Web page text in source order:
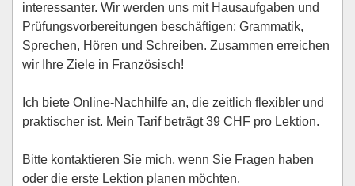
interessanter. Wir werden uns mit Hausaufgaben und
Prüfungsvorbereitungen beschäftigen: Grammatik,
Sprechen, Hören und Schreiben. Zusammen erreichen
wir Ihre Ziele in Französisch!
Ich biete Online-Nachhilfe an, die zeitlich flexibler und
praktischer ist. Mein Tarif beträgt 39 CHF pro Lektion.
Bitte kontaktieren Sie mich, wenn Sie Fragen haben
oder die erste Lektion planen möchten.